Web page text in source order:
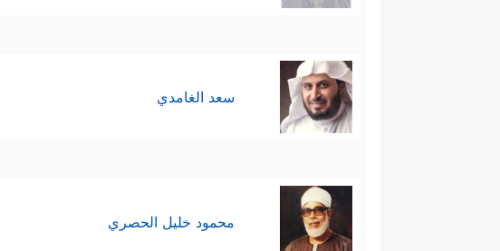
سعد الغامدي
محمود خليل الحصري